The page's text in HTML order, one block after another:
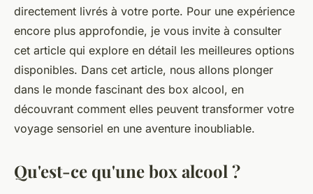
directement livrés à votre porte. Pour une expérience
encore plus approfondie, je vous invite à consulter
cet article qui explore en détail les meilleures options
disponibles. Dans cet article, nous allons plonger
dans le monde fascinant des box alcool, en
découvrant comment elles peuvent transformer votre
voyage sensoriel en une aventure inoubliable.
Qu'est-ce qu'une box alcool ?